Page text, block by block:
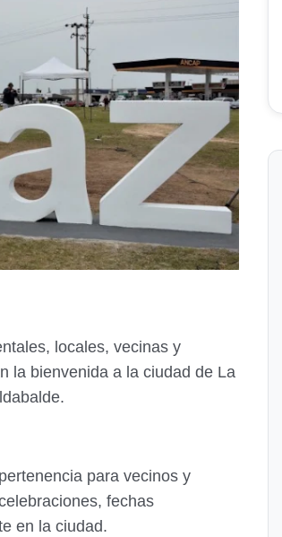
locales, vecinas y
la bienvenida a la ciudad de La
para vecinos y
fechas
en la ciudad.